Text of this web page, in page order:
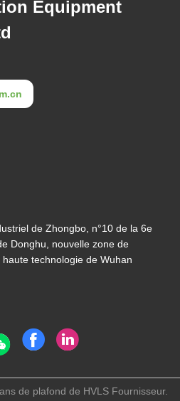
Equipment
de Zhongbo, n°10 de la 6e
Donghu, nouvelle zone de
technologie de Wuhan
de plafond de HVLS Fournisseur.